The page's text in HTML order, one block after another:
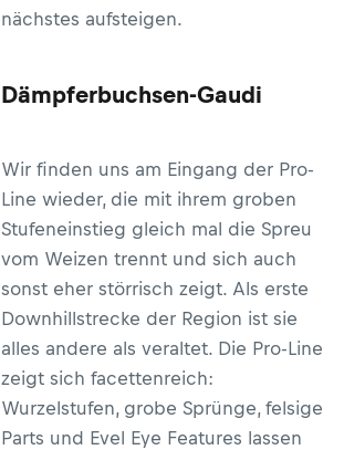
nächstes aufsteigen.
Dämpferbuchsen-Gaudi
Wir finden uns am Eingang der Pro-
Line wieder, die mit ihrem groben
Stufeneinstieg gleich mal die Spreu
vom Weizen trennt und sich auch
sonst eher störrisch zeigt. Als erste
Downhillstrecke der Region ist sie
alles andere als veraltet. Die Pro-Line
zeigt sich facettenreich:
Wurzelstufen, grobe Sprünge, felsige
Parts und Evel Eye Features lassen